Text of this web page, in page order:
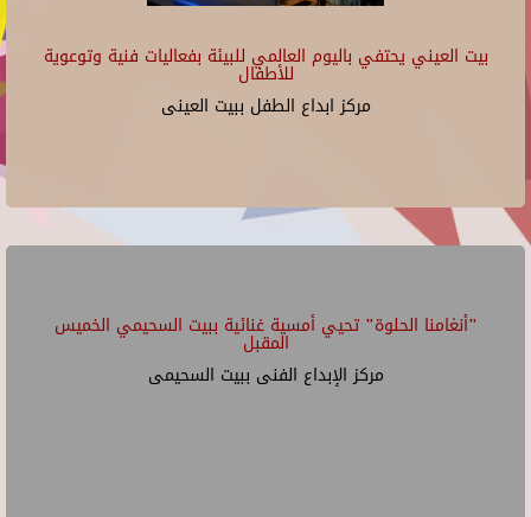
بيت العيني يحتفي باليوم العالمي للبيئة بفعاليات فنية وتوعوية
للأطفال
مركز ابداع الطفل ببيت العينى
"أنغامنا الحلوة" تحيي أمسية غنائية ببيت السحيمي الخميس
المقبل
مركز الإبداع الفنى ببيت السحيمى